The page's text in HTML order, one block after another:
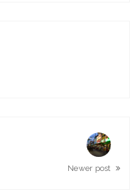
Newer post